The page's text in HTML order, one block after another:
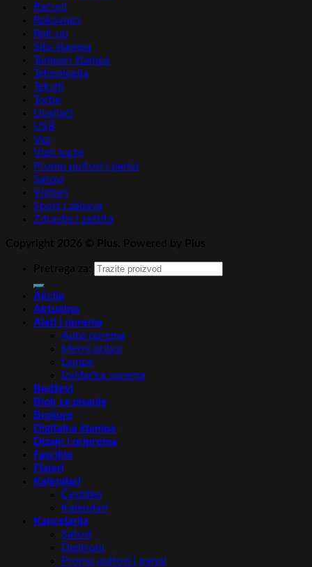
Računi
Rokovnici
Roll-up
Sito štampa
Tampon štampa
Tehnologija
Tekstil
Torbe
Upaljači
USB
Vez
Vizit karte
Promo pultovi i panoi
Satovi
Vizitari
Sport i zabava
Zdravlje i zaštita
Akcija
Aktuelno
Alati i oprema
Auto oprema
Merni pribor
Lampe
Izviđačka oprema
Bedževi
Blok za pisanje
Brošure
Digitalna štampa
Dizajn i priprema
Fascikle
Flajeri
Kalendari
Čestitke
Kalendari
Kancelarija
Satovi
Digitroni
Promo pultovi i panoi